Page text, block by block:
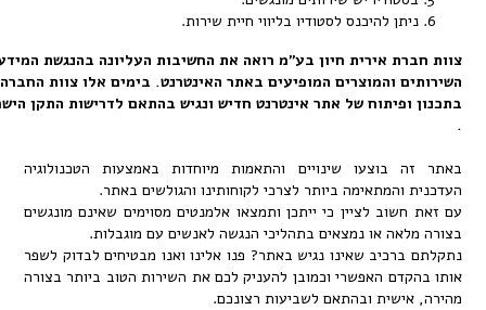
להיכנס לסטודיו בליווי חיית שירות.
אירית חיון בע"מ רואה את החשיבות העליונה בהנגשת המידע,
והמוצרים המופיעים באתר האינטרנט.בימים אלו צוות החברה פועל רבות
של אתר אינטרנט חדיש ונגיש בהתאם לדרישות התקן הישראלי 5568
שינויים והתאמות מיוחדות באמצעות הטכנולוגיה
ביותר לצרכי לקוחותינו והגולשים באתר.
לציין כי ייתכן ותמצאו אלמנטים מסוימים שאינם מונגשים
או נמצאים בתהליכי הנגשה לאנשים עם מוגבלות.
שאינו נגיש באתר? פנו אלינו ואנו מבטיחים לבדוק לשפר
האפשרי וכמובן להעניק לכם את השירות הטוב ביותר בצורה
ובהתאם לשביעות רצונכם.